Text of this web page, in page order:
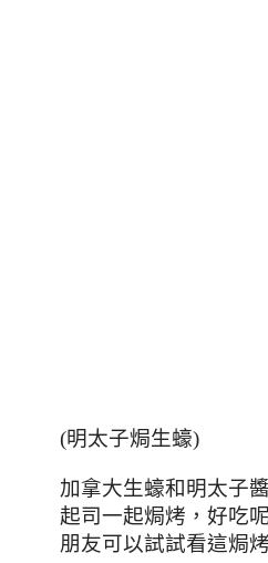
(明太子焗生蠔)
加拿大生蠔和明太子醬
起司一起焗烤，好吃
朋友可以試試看這焗